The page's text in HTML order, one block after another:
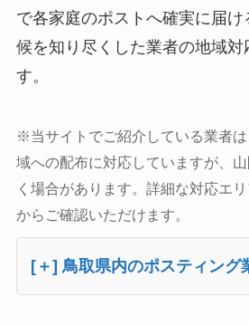
で各家庭のポストへ確実に届
候を知り尽くした業者の地域
す。
※当サイトでご紹介している業者
域への配布に対応していますが、
く場合があります。詳細な対応エ
からご確認いただけます。
[＋] 鳥取県内のポスティング